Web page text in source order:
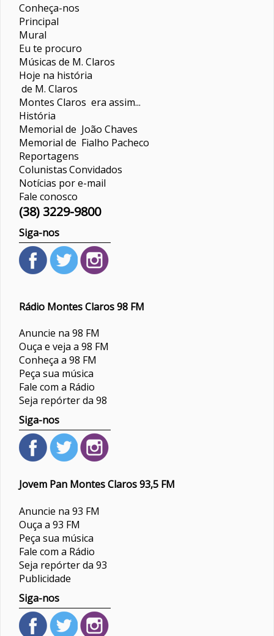
Conheça-nos
Principal
Mural
Eu te procuro
Músicas de M. Claros
Hoje na história
de M. Claros
Montes Claros era assim...
História
Memorial de João Chaves
Memorial de Fialho Pacheco
Reportagens
ColunistasConvidados
Notícias por e-mail
Fale conosco
(38) 3229-9800
Siga-nos
Rádio Montes Claros 98 FM
Anuncie na 98 FM
Ouça e veja a 98 FM
Conheça a 98 FM
Peça sua música
Fale com a Rádio
Seja repórter da 98
Siga-nos
Jovem Pan Montes Claros 93,5 FM
Anuncie na 93 FM
Ouça a 93 FM
Peça sua música
Fale com a Rádio
Seja repórter da 93
Publicidade
Siga-nos